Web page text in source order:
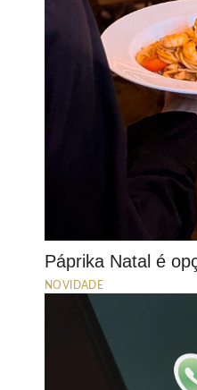
Páprika Natal é
NOVIDADE